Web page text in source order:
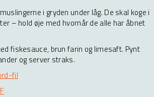
i gryden under låg. De skal koge i
– hold øje med hvornår de alle har åbnet
fiskesauce, brun farin og limesaft. Pynt
og server straks.
fil